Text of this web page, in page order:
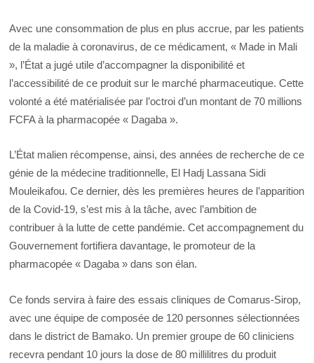
Avec une consommation de plus en plus accrue, par les patients
de la maladie à coronavirus, de ce médicament, « Made in Mali
», l’État a jugé utile d’accompagner la disponibilité et
l’accessibilité de ce produit sur le marché pharmaceutique. Cette
volonté a été matérialisée par l’octroi d’un montant de 70 millions
FCFA à la pharmacopée « Dagaba ».
L’État malien récompense, ainsi, des années de recherche de ce
génie de la médecine traditionnelle, El Hadj Lassana Sidi
Mouleikafou. Ce dernier, dès les premières heures de l’apparition
de la Covid-19, s’est mis à la tâche, avec l’ambition de
contribuer à la lutte de cette pandémie. Cet accompagnement du
Gouvernement fortifiera davantage, le promoteur de la
pharmacopée « Dagaba » dans son élan.
Ce fonds servira à faire des essais cliniques de Comarus-Sirop,
avec une équipe de composée de 120 personnes sélectionnées
dans le district de Bamako. Un premier groupe de 60 cliniciens
recevra pendant 10 jours la dose de 80 millilitres du produit